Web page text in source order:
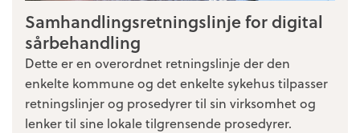
Samhandlingsretningslinje for digital
sårbehandling
Dette er en overordnet retningslinje der den
enkelte kommune og det enkelte sykehus tilpasser
retningslinjer og prosedyrer til sin virksomhet og
lenker til sine lokale tilgrensende prosedyrer.